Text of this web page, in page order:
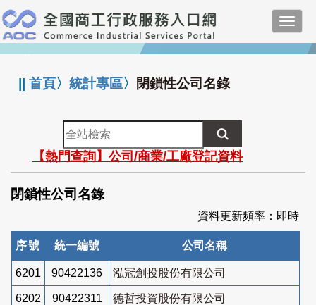
跳
到
主
要
:::
||首頁〉統計專區〉 閉鎖性公司名錄
全
站
檢
索
【熱門查詢】公司/商業/工廠登記資料
閉鎖性公司名錄
資料更新頻率：即時
序號 統一編號 公司名稱
6201 90422136 泓冠創投股份有限公司
6202 90422311 德哲投資股份有限公司